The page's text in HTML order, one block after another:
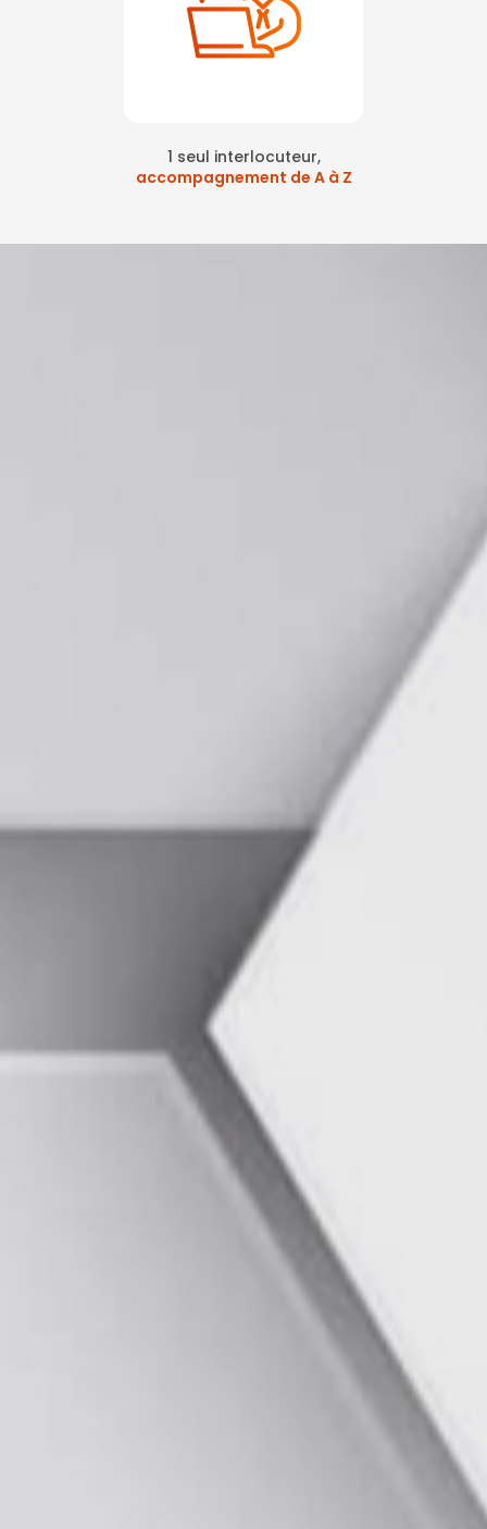
1 seul interlocuteur,
accompagnement de A à Z